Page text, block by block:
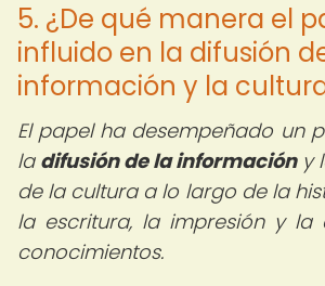
5. ¿De qué manera el
influido en la difusión
información y la
El papel ha desempeñado un
la difusión de la informacióny
de la cultura a lo largo de la
la escritura, la impresión y la
conocimientos.